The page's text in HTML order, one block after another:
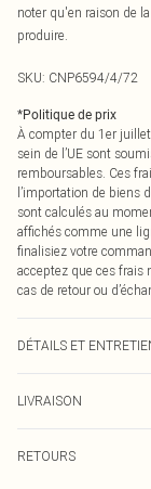
noter qu'en raison de
produire.
SKU: CNP6594/4/72
*Politique de prix
À compter du 1er
sein de l’UE sont
remboursables. Ces
l’importation de biens
sont calculés au
affichés comme une
finalisiez votre
acceptez que ces frais
cas de retour ou
DÉTAILS ET
peut se produire.
LIVRAISON
RETOURS